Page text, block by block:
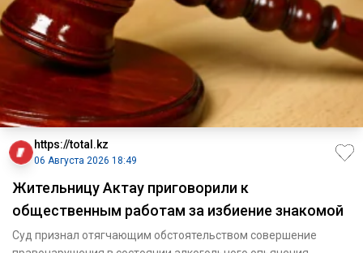
https://total.kz
06 Августа 2026 18:49
Жительницу Актау приговорили к
общественным работам за избиение знакомой
Суд признал отягчающим обстоятельством совершение